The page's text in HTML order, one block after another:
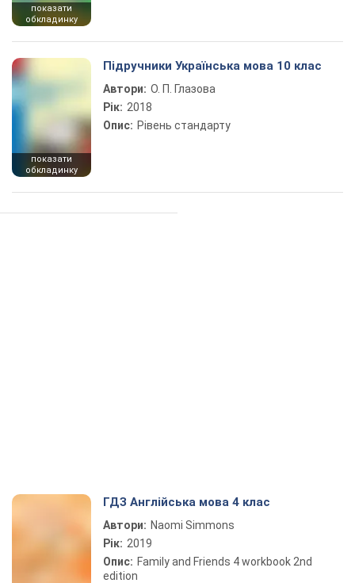
показати
обкладинку
показати
обкладинку
Підручники Українська мова 10 клас
Автори: О. П. Глазова
Рік: 2018
Опис: Рівень стандарту
ГДЗ Англійська мова 4 клас
Автори: Naomi Simmons
Рік: 2019
Опис: Family and Friends 4 workbook 2nd
edition